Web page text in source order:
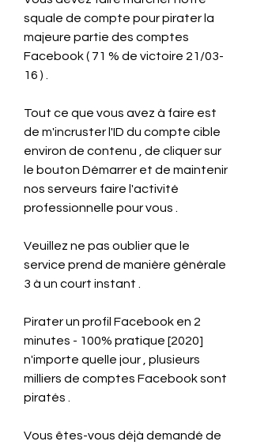
squale de compte pour pirater la
majeure partie des comptes
Facebook ( 71 % de victoire 21/03-
16 ) .
Tout ce que vous avez à faire est
de m'incruster l'ID du compte cible
environ de contenu , de cliquer sur
le bouton Démarrer et de maintenir
nos serveurs faire l'activité
professionnelle pour vous .
Veuillez ne pas oublier que le
service prend de manière générale
3 à un court instant .
Pirater un profil Facebook en 2
minutes - 100% pratique [2020]
n'importe quelle jour , plusieurs
milliers de comptes Facebook sont
piratés .
Vous êtes-vous déjà demandé de